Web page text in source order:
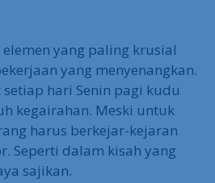
yang paling krusial
yang menyenangkan.
hari Senin pagi kudu
kegairahan. Meski untuk
harus berkejar-kejaran
Seperti dalam kisah yang
sajikan.